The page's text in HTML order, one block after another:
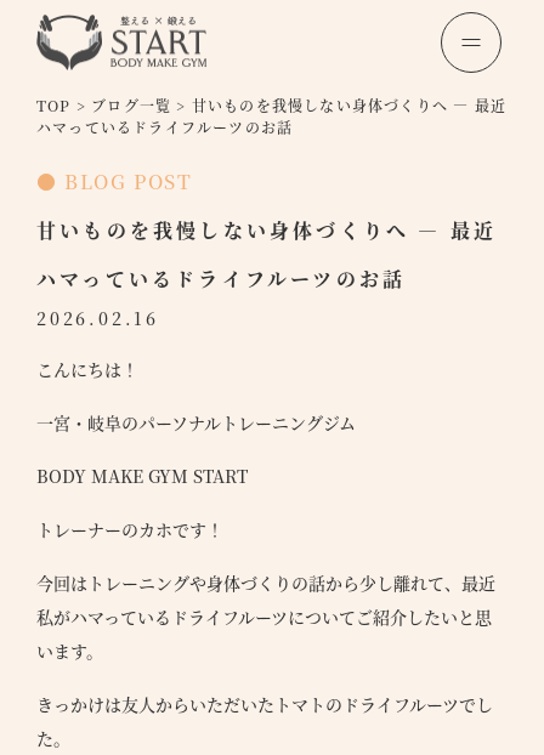
TOP > ブログ一覧 > 甘いものを我慢しない身体づくりへ — 最近
ハマっているドライフルーツのお話
● BLOG POST
甘いものを我慢しない身体づくりへ — 最近
ハマっているドライフルーツのお話
2026.02.16
こんにちは！
一宮・岐阜のパーソナルトレーニングジム
BODY MAKE GYM START
トレーナーのカホです！
今回はトレーニングや身体づくりの話から少し離れて、最近
私がハマっているドライフルーツについてご紹介したいと思
います。
きっかけは友人からいただいたトマトのドライフルーツでし
た。